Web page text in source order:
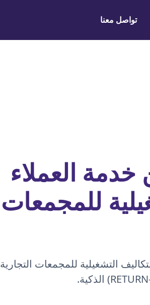
تواصل معنا
العملاء
للمجمعات
التشغيلية للمجمعات التجارية